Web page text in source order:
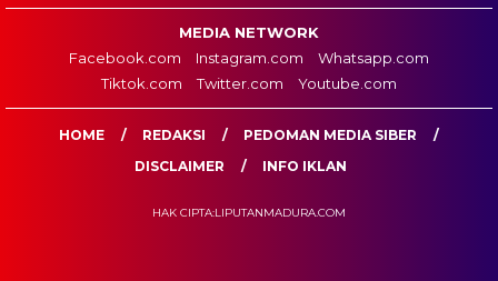
MEDIA NETWORK
Facebook.com
Instagram.com
Whatsapp.com
Tiktok.com
Twitter.com Youtube.com
HOME REDAKSI
PEDOMAN MEDIA SIBER
DISCLAIMER
INFO IKLAN
HAK CIPTA:LIPUTANMADURA.COM